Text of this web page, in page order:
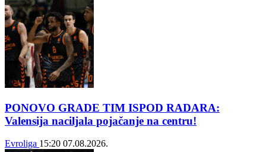
PONOVO GRADE TIM ISPOD RADARA:
Valensija naciljala pojačanje na centru!
Evroliga 15:20 07.08.2026.